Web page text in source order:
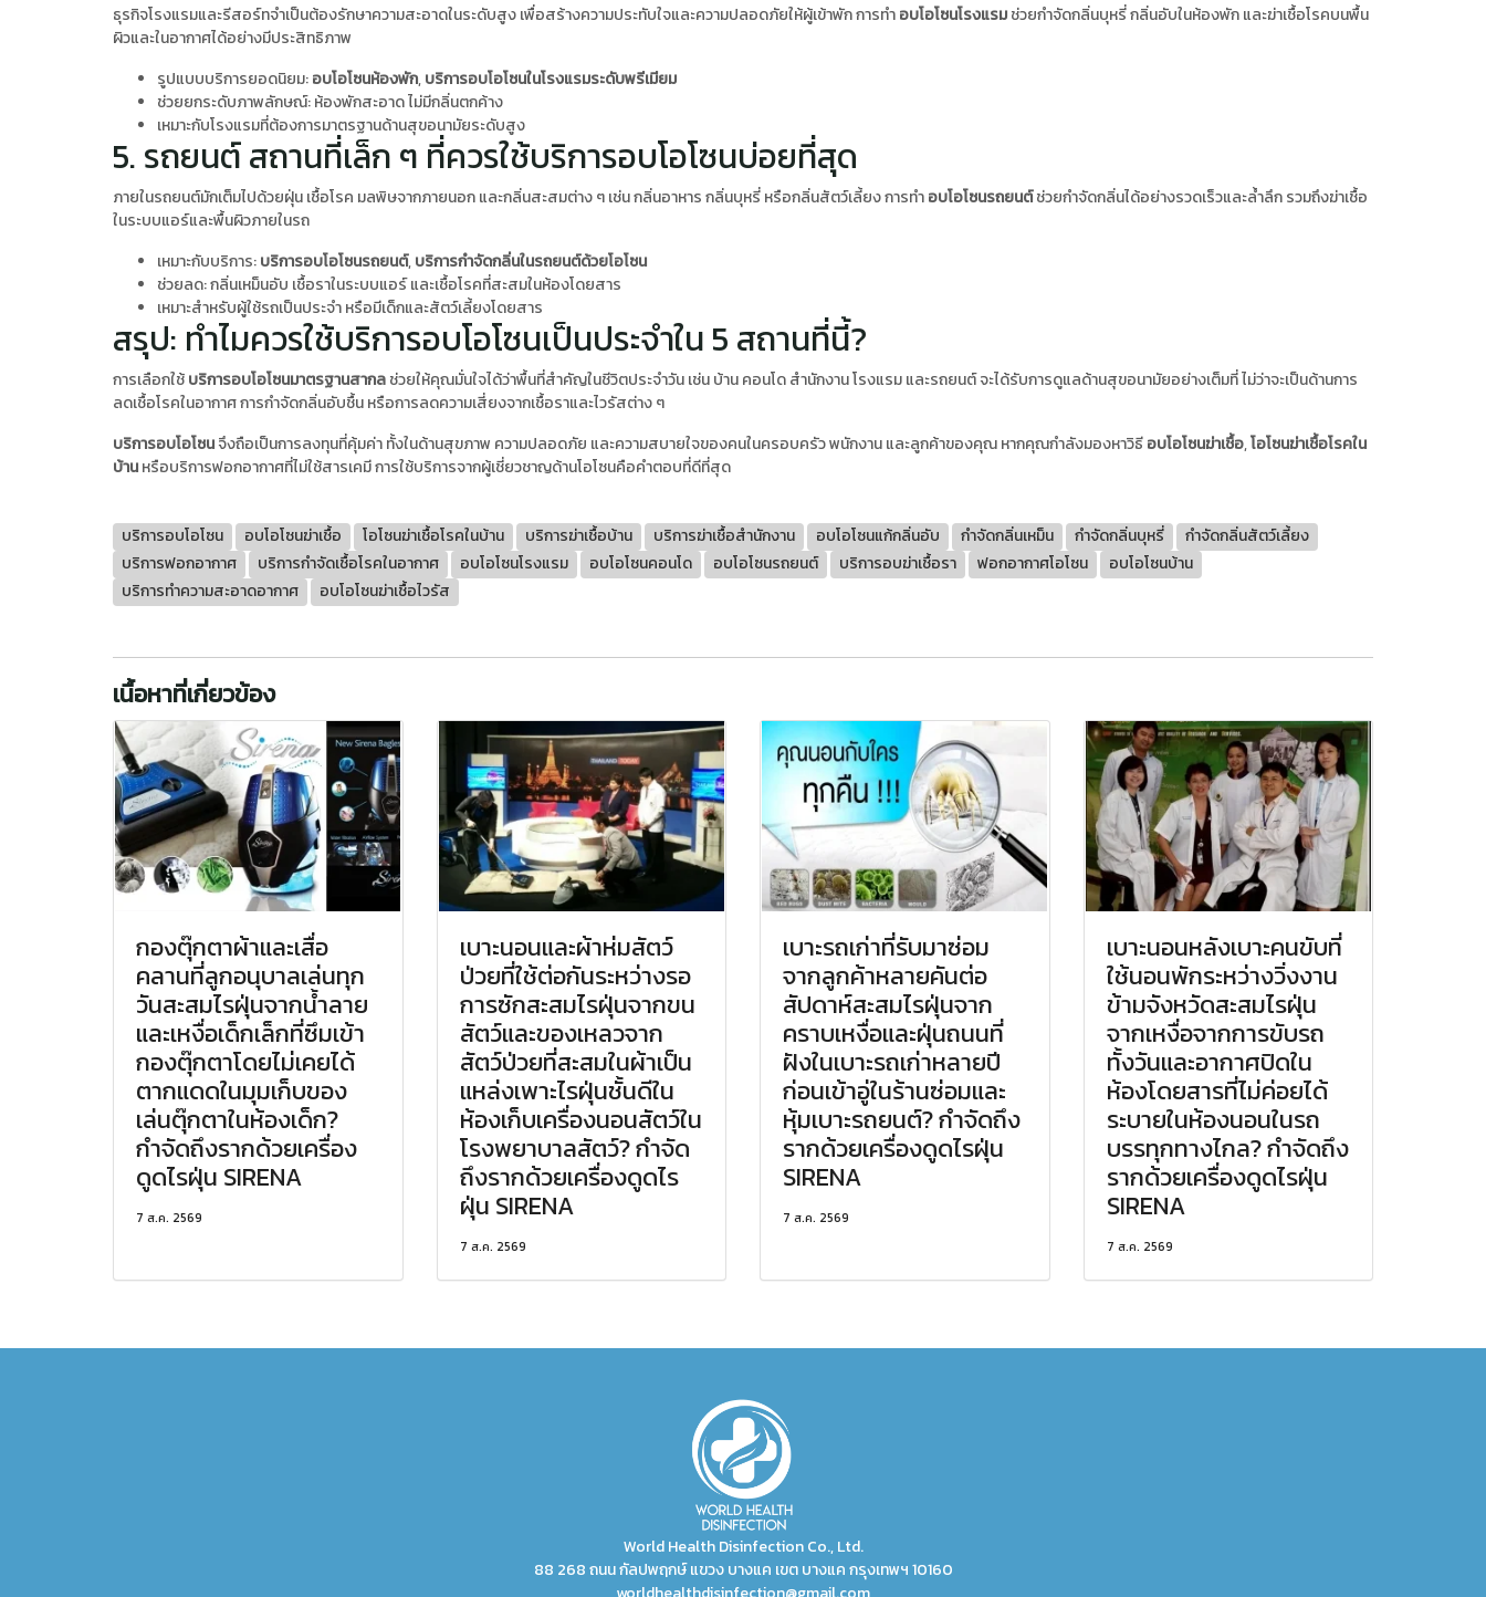
ธุรกิจโรงแรมและรีสอร์ทจำเป็นต้องรักษาความสะอาดในระดับสูง เพื่อสร้างความประทับใจและความปลอดภัยให้ผู้เข้าพัก การทำอบโอโซนโรงแรมช่วยกำจัดกลิ่นบุหรี่ กลิ่นอับในห้องพัก และฆ่าเชื้อโรคบนพื้น
ผิวและในอากาศได้อย่างมีประสิทธิภาพ
รูปแบบบริการยอดนิยม:อบโอโซนห้องพัก,บริการอบโอโซนในโรงแรมระดับพรีเมียม
ช่วยยกระดับภาพลักษณ์: ห้องพักสะอาด ไม่มีกลิ่นตกค้าง
เหมาะกับโรงแรมที่ต้องการมาตรฐานด้านสุขอนามัยระดับสูง
5. รถยนต์ สถานที่เล็ก ๆ ที่ควรใช้บริการอบโอโซนบ่อยที่สุด
ภายในรถยนต์มักเต็มไปด้วยฝุ่น เชื้อโรค มลพิษจากภายนอก และกลิ่นสะสมต่าง ๆ เช่น กลิ่นอาหาร กลิ่นบุหรี่ หรือกลิ่นสัตว์เลี้ยง การทำอบโอโซนรถยนต์ช่วยกำจัดกลิ่นได้อย่างรวดเร็วและล้ำลึก รวมถึงฆ่าเชื้อ
ในระบบแอร์และพื้นผิวภายในรถ
เหมาะกับบริการ:บริการอบโอโซนรถยนต์,บริการกำจัดกลิ่นในรถยนต์ด้วยโอโซน
ช่วยลด: กลิ่นเหม็นอับ เชื้อราในระบบแอร์ และเชื้อโรคที่สะสมในห้องโดยสาร
เหมาะสำหรับผู้ใช้รถเป็นประจำ หรือมีเด็กและสัตว์เลี้ยงโดยสาร
สรุป: ทำไมควรใช้บริการอบโอโซนเป็นประจำใน 5 สถานที่นี้?
การเลือกใช้บริการอบโอโซนมาตรฐานสากลช่วยให้คุณมั่นใจได้ว่าพื้นที่สำคัญในชีวิตประจำวัน เช่น บ้าน คอนโด สำนักงาน โรงแรม และรถยนต์ จะได้รับการดูแลด้านสุขอนามัยอย่างเต็มที่ ไม่ว่าจะเป็นด้านการ
ลดเชื้อโรคในอากาศ การกำจัดกลิ่นอับชื้น หรือการลดความเสี่ยงจากเชื้อราและไวรัสต่าง ๆ
บริการอบโอโซนจึงถือเป็นการลงทุนที่คุ้มค่า ทั้งในด้านสุขภาพ ความปลอดภัย และความสบายใจของคนในครอบครัว พนักงาน และลูกค้าของคุณ หากคุณกำลังมองหาวิธีอบโอโซนฆ่าเชื้อ,โอโซนฆ่าเชื้อโรคใน
บ้านหรือบริการฟอกอากาศที่ไม่ใช้สารเคมี การใช้บริการจากผู้เชี่ยวชาญด้านโอโซนคือคำตอบที่ดีที่สุด
บริการอบโอโซน อบโอโซนฆ่าเชื้อ โอโซนฆ่าเชื้อโรคในบ้าน บริการฆ่าเชื้อบ้าน บริการฆ่าเชื้อสำนักงาน อบโอโซนแก้กลิ่นอับ กำจัดกลิ่นเหม็น กำจัดกลิ่นบุหรี่
กำจัดกลิ่นสัตว์เลี้ยง
บริการฟอกอากาศ
บริการกำจัดเชื้อโรคในอากาศ อบโอโซนโรงแรม อบโอโซนคอนโด อบโอโซนรถยนต์ บริการอบฆ่าเชื้อรา ฟอกอากาศโอโซน
อบโอโซนบ้าน
บริการทำความสะอาดอากาศ
อบโอโซนฆ่าเชื้อไวรัส
เนื้อหาที่เกี่ยวข้อง
กองตุ๊กตาผ้าและเสื่อ
คลานที่ลูกอนุบาลเล่นทุก
วันสะสมไรฝุ่นจากน้ำลาย
และเหงื่อเด็กเล็กที่ซึมเข้า
กองตุ๊กตาโดยไม่เคยได้
ตากแดดในมุมเก็บของ
เล่นตุ๊กตาในห้องเด็ก?
กำจัดถึงรากด้วยเครื่อง
ดูดไรฝุ่น SIRENA
7 ส.ค. 2569
เบาะนอนและผ้าห่มสัตว์
ป่วยที่ใช้ต่อกันระหว่างรอ
การซักสะสมไรฝุ่นจากขน
สัตว์และของเหลวจาก
สัตว์ป่วยที่สะสมในผ้าเป็น
แหล่งเพาะไรฝุ่นชั้นดีใน
ห้องเก็บเครื่องนอนสัตว์ใน
โรงพยาบาลสัตว์? กำจัด
ถึงรากด้วยเครื่องดูดไร
ฝุ่น SIRENA
7 ส.ค. 2569
เบาะรถเก่าที่รับมาซ่อม
จากลูกค้าหลายคันต่อ
สัปดาห์สะสมไรฝุ่นจาก
คราบเหงื่อและฝุ่นถนนที่
ฝังในเบาะรถเก่าหลายปี
ก่อนเข้าอู่ในร้านซ่อมและ
หุ้มเบาะรถยนต์? กำจัดถึง
รากด้วยเครื่องดูดไรฝุ่น
SIRENA
7 ส.ค. 2569
เบาะนอนหลังเบาะคนขับที่
ใช้นอนพักระหว่างวิ่งงาน
ข้ามจังหวัดสะสมไรฝุ่น
จากเหงื่อจากการขับรถ
ทั้งวันและอากาศปิดใน
ห้องโดยสารที่ไม่ค่อยได้
ระบายในห้องนอนในรถ
บรรทุกทางไกล? กำจัดถึง
รากด้วยเครื่องดูดไรฝุ่น
SIRENA
7 ส.ค. 2569
World Health Disinfection Co., Ltd.
88 268 ถนน กัลปพฤกษ์ แขวง บางแค เขต บางแค กรุงเทพฯ 10160